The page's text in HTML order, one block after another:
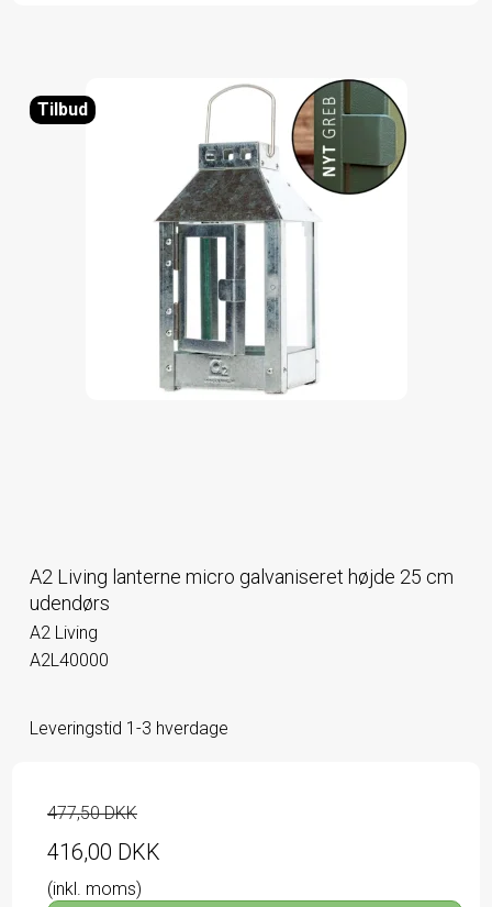
Tilbud
A2 Living lanterne micro galvaniseret højde 25 cm
udendørs
A2 Living
A2L40000
Leveringstid 1-3 hverdage
477,50 DKK
416,00 DKK
(inkl. moms)